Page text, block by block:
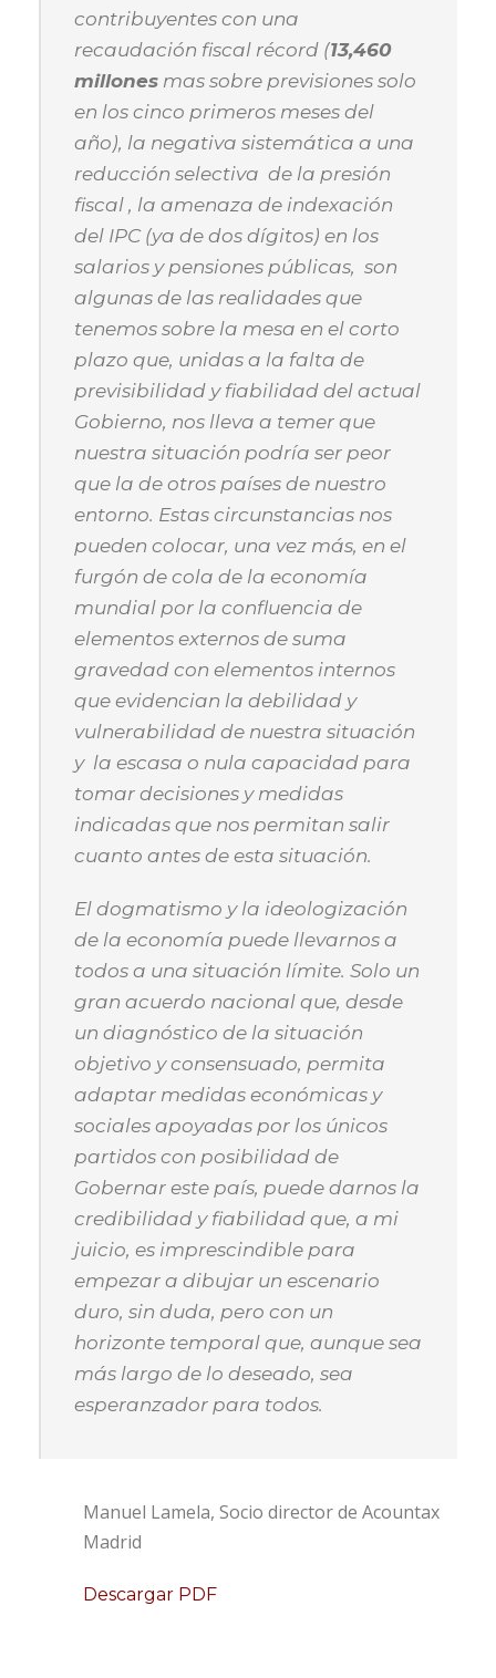
contribuyentes con una
recaudación fiscal récord (13,460
millones mas sobre previsiones solo
en los cinco primeros meses del
año), la negativa sistemática a una
reducción selectiva de la presión
fiscal , la amenaza de indexación
del IPC (ya de dos dígitos) en los
salarios y pensiones públicas, son
algunas de las realidades que
tenemos sobre la mesa en el corto
plazo que, unidas a la falta de
previsibilidad y fiabilidad del actual
Gobierno, nos lleva a temer que
nuestra situación podría ser peor
que la de otros países de nuestro
entorno. Estas circunstancias nos
pueden colocar, una vez más, en el
furgón de cola de la economía
mundial por la confluencia de
elementos externos de suma
gravedad con elementos internos
que evidencian la debilidad y
vulnerabilidad de nuestra situación
y la escasa o nula capacidad para
tomar decisiones y medidas
indicadas que nos permitan salir
cuanto antes de esta situación.
El dogmatismo y la ideologización
de la economía puede llevarnos a
todos a una situación límite. Solo un
gran acuerdo nacional que, desde
un diagnóstico de la situación
objetivo y consensuado, permita
adaptar medidas económicas y
sociales apoyadas por los únicos
partidos con posibilidad de
Gobernar este país, puede darnos la
credibilidad y fiabilidad que, a mi
juicio, es imprescindible para
empezar a dibujar un escenario
duro, sin duda, pero con un
horizonte temporal que, aunque sea
más largo de lo deseado, sea
esperanzador para todos.
Manuel Lamela, Socio director de Acountax
Madrid
Descargar PDF